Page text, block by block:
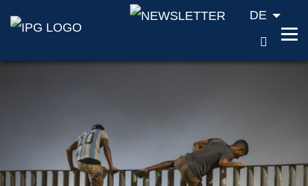
Zum Inhalt springen (Accesskey '1')
DE